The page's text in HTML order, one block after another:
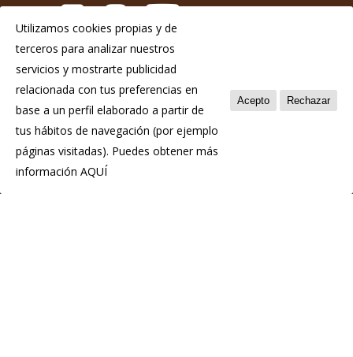
Aviso Legal
Política de privacidad
Política de cookies
Utilizamos cookies propias y de
terceros para analizar nuestros
servicios y mostrarte publicidad
relacionada con tus preferencias en
base a un perfil elaborado a partir de
tus hábitos de navegación (por ejemplo
páginas visitadas). Puedes obtener más
información AQUÍ
Acepto Rechazar